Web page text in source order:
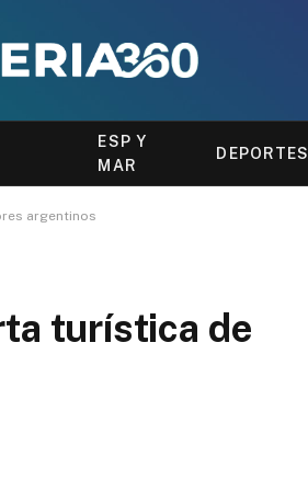
ESP Y
MAR
DEPORTES
argentinos
turística de